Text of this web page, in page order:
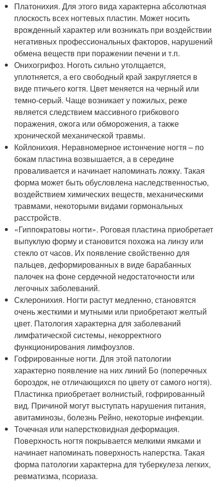
Платонихия. Для этого вида характерна абсолютная
плоскость всех ногтевых пластин. Может носить
врожденный характер или возникать при воздействии
негативных профессиональных факторов, нарушений
обмена веществ при поражении печени и т.п.
Онихогрифоз. Ноготь сильно утолщается,
уплотняется, а его свободный край закругляется в
виде птичьего когтя. Цвет меняется на черный или
темно-серый. Чаще возникает у пожилых, реже
является следствием массивного грибкового
поражения, ожога или обморожения, а также
хронической механической травмы.
Койлонихия. Неравномерное истончение ногтя – по
бокам пластина возвышается, а в середине
проваливается и начинает напоминать ложку. Такая
форма может быть обусловлена наследственностью,
воздействием химических веществ, механическими
травмами, некоторыми видами гормональных
расстройств.
«Гиппократовы ногти». Роговая пластина приобретает
выпуклую форму и становится похожа на линзу или
стекло от часов. Их появление свойственно для
пальцев, деформированных в виде барабанных
палочек на фоне сердечной недостаточности или
легочных заболеваний.
Склеронихия. Ногти растут медленно, становятся
очень жесткими и мутными или приобретают желтый
цвет. Патология характерна для заболеваний
лимфатической системы, некорректного
функционирования лимфоузлов.
Гофрированные ногти. Для этой патологии
характерно появление на них линий Бо (поперечных
бороздок, не отличающихся по цвету от самого ногтя).
Пластинка приобретает волнистый, гофрированный
вид. Причиной могут выступать нарушения питания,
авитаминозы, болезнь Рейно, некоторые инфекции.
Точечная или наперстковидная деформация.
Поверхность ногтя покрывается мелкими ямками и
начинает напоминать поверхность наперстка. Такая
форма патологии характерна для туберкулеза легких,
ревматизма, псориаза.